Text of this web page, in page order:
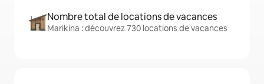
Nombre total de locations de vacances
Marikina : découvrez 730 locations de vacances